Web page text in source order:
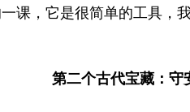
课，它是很简单的工具，
第二个古代宝藏：守